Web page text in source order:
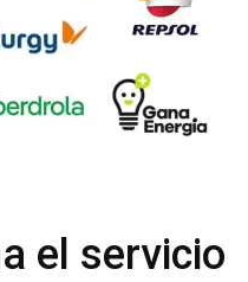
el servicio